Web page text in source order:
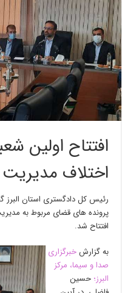
افتتاح اولین
اختلاف
پرونده های قضای مربوط به
افتتاح شد.
به گزارشخبرگزاری
صدا و سیما، مرکز
البرز؛ حسین